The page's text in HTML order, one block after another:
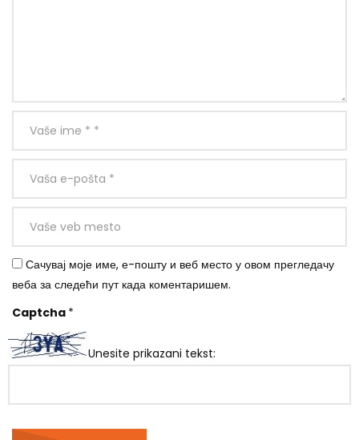
Сачувај моје име, е-пошту и веб место у овом прегледачу
веба за следећи пут када коментаришем.
Captcha *
Unesite prikazani tekst: